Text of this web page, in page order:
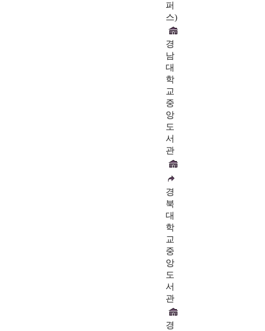
퍼
스)
경
남
대
학
교
중
앙
도
서
관
경
북
대
학
교
중
앙
도
서
관
경